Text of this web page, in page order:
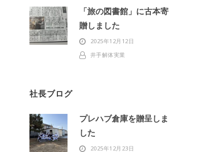
「旅の図書館」に古本寄
贈しました
2025年12月12日
井手解体実業
社長ブログ
プレハブ倉庫を贈呈しま
した
2025年12月23日